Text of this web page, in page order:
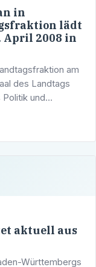
in
lädt
April 2008 in
am
des Landtags
und
aktuell aus
Württembergs